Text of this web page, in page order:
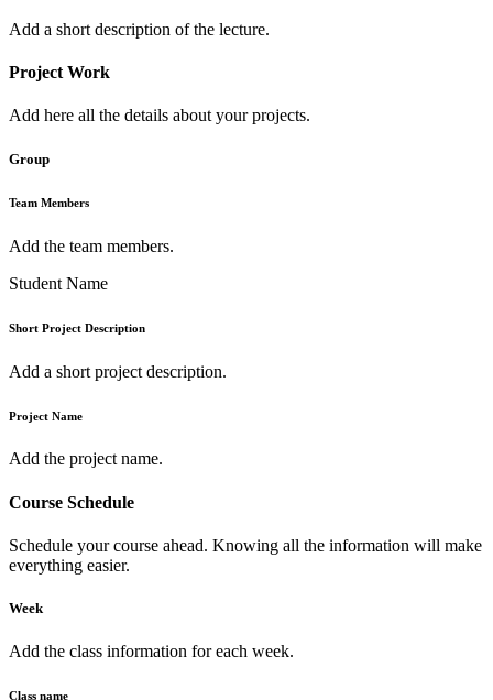
Add a short description of the lecture.
Project Work
Add here all the details about your projects.
Group
Team Members
Add the team members.
Student Name
Short Project Description
Add a short project description.
Project Name
Add the project name.
Course Schedule
Schedule your course ahead. Knowing all the information will make
everything easier.
Week
Add the class information for each week.
Class name